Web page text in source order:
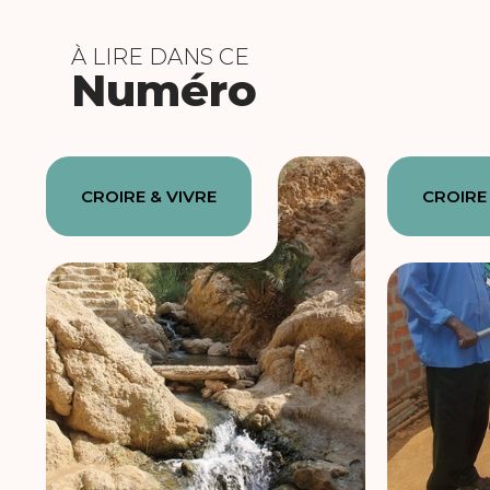
À LIRE DANS CE
Numéro
CROIRE & VIVRE